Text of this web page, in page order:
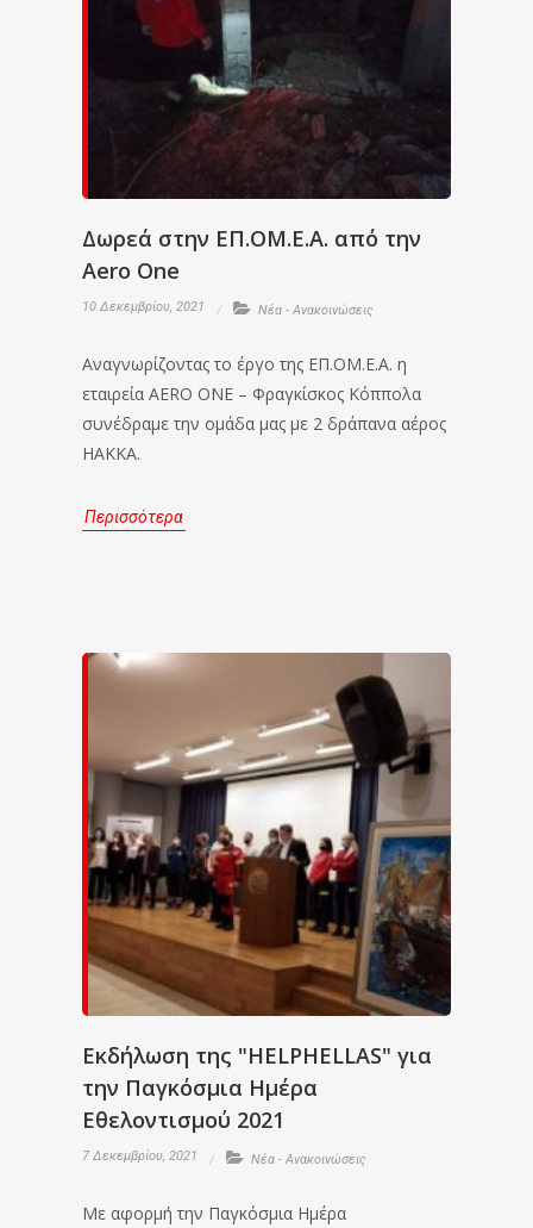
Δωρεά στην ΕΠ.ΟΜ.Ε.Α. από την
Aero One
10 Δεκεμβρίου, 2021 Νέα - Ανακοινώσεις
Αναγνωρίζοντας το έργο της ΕΠ.ΟΜ.Ε.Α. η
εταιρεία AERO ONE – Φραγκίσκος Κόππολα
συνέδραμε την ομάδα μας με 2 δράπανα αέρος
ΗΑΚΚΑ.
Περισσότερα
Εκδήλωση της "HELPHELLAS" για
την Παγκόσμια Ημέρα
Εθελοντισμού 2021
7 Δεκεμβρίου, 2021 Νέα - Ανακοινώσεις
Με αφορμή την Παγκόσμια Ημέρα